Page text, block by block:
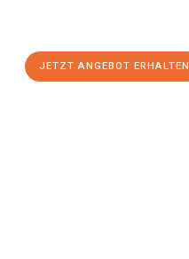
JETZT ANGEBOT ERHALTEN